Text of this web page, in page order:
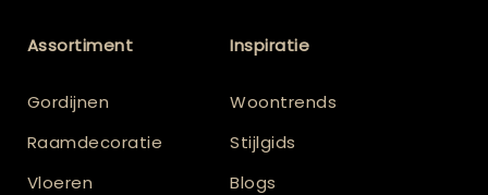
Assortiment
Gordijnen
Raamdecoratie
Vloeren
Inspiratie
Woontrends
Stijlgids
Blogs